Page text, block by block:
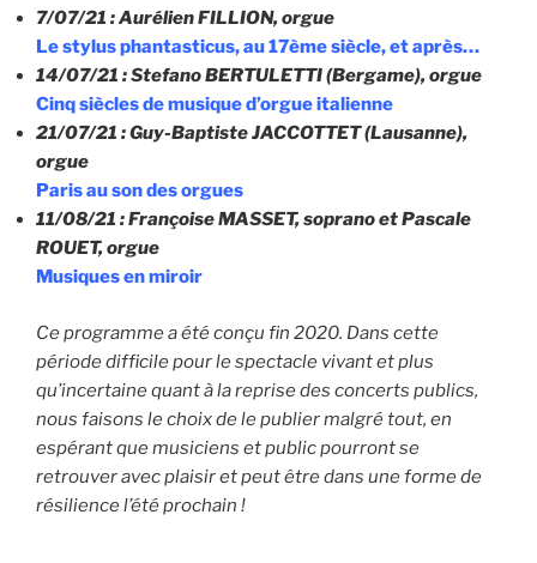
Basilique
St
François,
Thonon »
7/07/21 : Aurélien FILLION, orgue
Le stylus phantasticus, au 17ème siècle, et après…
14/07/21 : Stefano BERTULETTI (Bergame), orgue
Cinq siècles de musique d’orgue italienne
21/07/21 : Guy-Baptiste JACCOTTET (Lausanne),
orgue
Paris au son des orgues
11/08/21 : Françoise MASSET, soprano et Pascale
ROUET, orgue
Musiques en miroir
Ce programme a été conçu fin 2020. Dans cette
période difficile pour le spectacle vivant et plus
qu’incertaine quant à la reprise des concerts publics,
nous faisons le choix de le publier malgré tout, en
espérant que musiciens et public pourront se
retrouver avec plaisir et peut être dans une forme de
résilience l’été prochain !